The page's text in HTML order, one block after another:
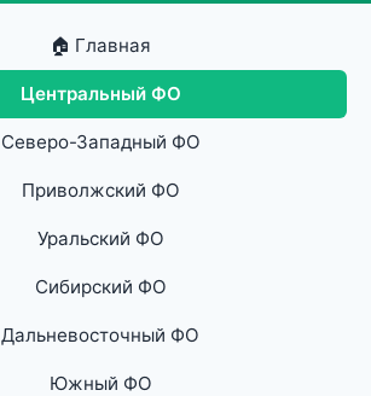
🏠 Главная
Центральный ФО
Северо-Западный ФО
Приволжский ФО
Уральский ФО
Сибирский ФО
Дальневосточный ФО
Южный ФО